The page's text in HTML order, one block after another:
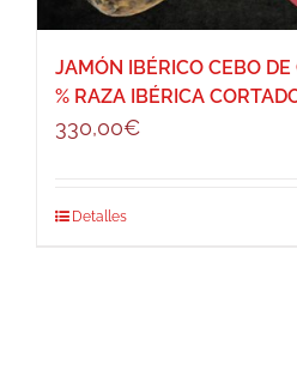
JAMÓN IBÉRICO CEBO
% RAZA IBÉRICA
330,00€
Detalles